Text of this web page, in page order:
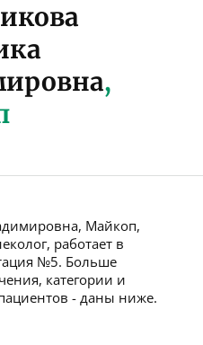
,
Майкоп,
работает в
№5. Больше
категории и
- даны ниже.